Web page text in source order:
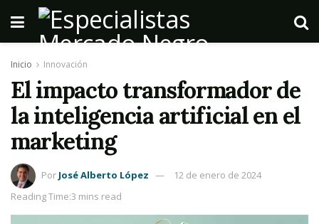
Inicio Innovación
El impacto transformador de
la inteligencia artificial en el
marketing
Por José Alberto López
12 de enero de 2024
Reading Time:3 mins read